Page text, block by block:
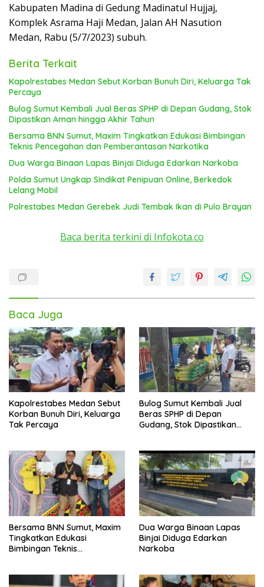
Kabupaten Madina di Gedung Madinatul Hujjaj,
Komplek Asrama Haji Medan, Jalan AH Nasution
Medan, Rabu (5/7/2023) subuh.
Berita Terkait
Kapolrestabes Medan Sebut Korban Bunuh Diri, Keluarga Tak
Percaya
Bulog Sumut Kembali Jual Beras SPHP di Depan Gudang, Stok
Dipastikan Aman hingga Akhir Tahun
Bersama BNN Sumut, Maxim Tingkatkan Edukasi Bimbingan
Teknis Pencegahan dan Pemberantasan Narkotika
Dua Warga Binaan Lapas Binjai Diduga Edarkan Narkoba
Polda Sumut Ungkap Sindikat Penipuan Online, Berkedok
Lelang Mobil
Polrestabes Medan Gerebek Judi Tembak Ikan di Pulo Brayan
Baca berita terkini di Infokota.co
Baca Juga
Kapolrestabes Medan Sebut
Korban Bunuh Diri, Keluarga
Tak Percaya
Bulog Sumut Kembali Jual
Beras SPHP di Depan
Gudang, Stok Dipastikan
Bersama BNN Sumut, Maxim
Tingkatkan Edukasi
Bimbingan Teknis
Dua Warga Binaan Lapas
Binjai Diduga Edarkan
Narkoba